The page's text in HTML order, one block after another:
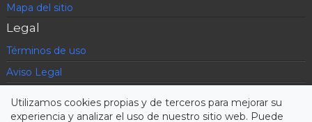
Mapa del sitio
Legal
Términos de uso
Aviso Legal
Condiciones contratación
Utilizamos cookies propias y de terceros para mejorar su
experiencia y analizar el uso de nuestro sitio web. Puede